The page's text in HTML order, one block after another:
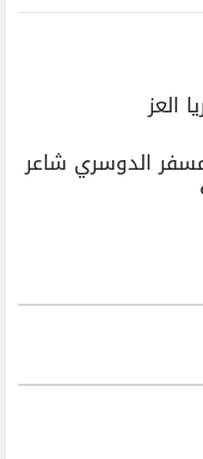
العز
الدوسري شاعر